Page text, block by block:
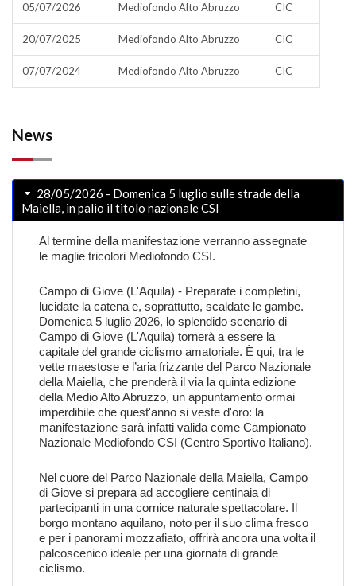
05/07/2026 Mediofondo Alto Abruzzo CIC
20/07/2025 Mediofondo Alto Abruzzo CIC
07/07/2024 Mediofondo Alto Abruzzo CIC
News
28/05/2026 - Domenica 5 luglio sulle strade della
Maiella, in palio il titolo nazionale CSI
Al termine della manifestazione verranno assegnate
le maglie tricolori Mediofondo CSI.
Campo di Giove (L'Aquila) - Preparate i completini,
lucidate la catena e, soprattutto, scaldate le gambe.
Domenica 5 luglio 2026, lo splendido scenario di
Campo di Giove (L'Aquila) tornerà a essere la
capitale del grande ciclismo amatoriale. È qui, tra le
vette maestose e l’aria frizzante del Parco Nazionale
della Maiella, che prenderà il via la quinta edizione
della Medio Alto Abruzzo, un appuntamento ormai
imperdibile che quest'anno si veste d'oro: la
manifestazione sarà infatti valida come Campionato
Nazionale Mediofondo CSI (Centro Sportivo Italiano).
Nel cuore del Parco Nazionale della Maiella, Campo
di Giove si prepara ad accogliere centinaia di
partecipanti in una cornice naturale spettacolare. Il
borgo montano aquilano, noto per il suo clima fresco
e per i panorami mozzafiato, offrirà ancora una volta il
palcoscenico ideale per una giornata di grande
ciclismo.